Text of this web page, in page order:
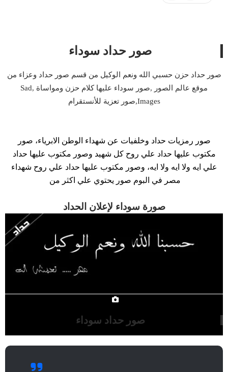
صور حداد سوداء
صور حداد حزن حسبي الله ونعم الوكيل من قسم صور حداد وعزاء من
موقع عالم الصور ,صور سوداء عليها كلام حزن ومواساة ,Sad
Images,صور تعزية للأنستقرام
صور رمزيات حداد وخلفيات عن شهداء الوطن الابرياء، صور
مكتوب عليها حداد علي روح كل شهيد وصور مكتوب عليها حداد
علي ايه ولا ايه ولا ايه، وصور مكتوب عليها حداد علي روح شهداء
مصر في البوم صور يحتوي علي اكثر من
صورة سوداء لإعلان الحداد
صور حداد سوداء